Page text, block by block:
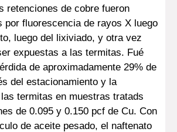
retenciones de cobre fueron
por fluorescencia de rayos X luego
luego del lixiviado, y otra vez
expuestas a las termitas. Fué
de aproximadamente 29% de
del estacionamiento y la
termitas en muestras tratads
de 0.095 y 0.150 pcf de Cu. Con
de aceite pesado, el naftenato